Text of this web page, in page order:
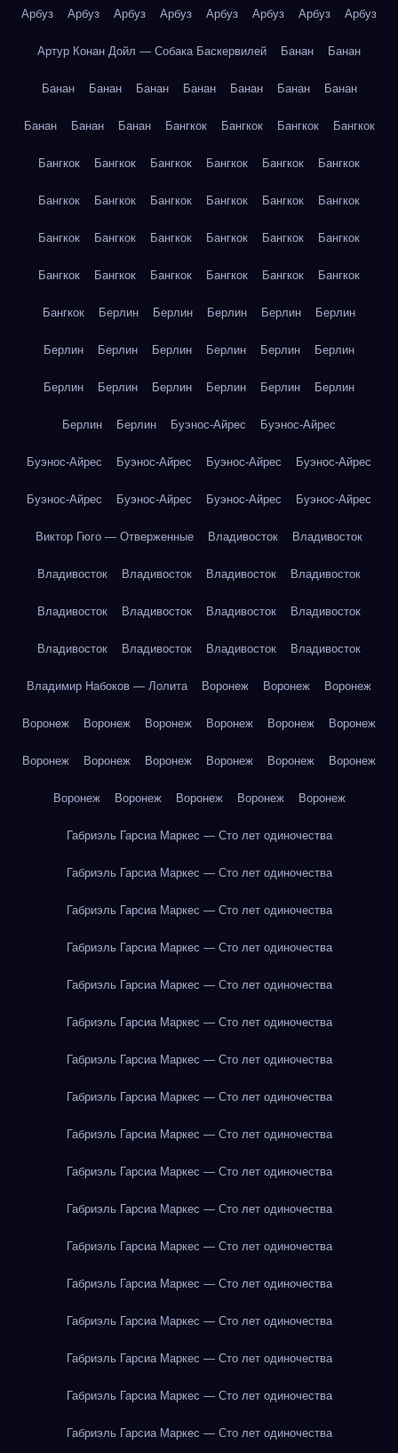
Арбуз Арбуз Арбуз Арбуз Арбуз Арбуз Арбуз Арбуз
Артур Конан Дойл — Собака Баскервилей Банан Банан
Банан Банан Банан Банан Банан Банан Банан
Банан Банан Банан Бангкок Бангкок Бангкок Бангкок
Бангкок Бангкок Бангкок Бангкок Бангкок Бангкок
Бангкок Бангкок Бангкок Бангкок Бангкок Бангкок
Бангкок Бангкок Бангкок Бангкок Бангкок Бангкок
Бангкок Бангкок Бангкок Бангкок Бангкок Бангкок
Бангкок Берлин Берлин Берлин Берлин Берлин
Берлин Берлин Берлин Берлин Берлин Берлин
Берлин Берлин Берлин Берлин Берлин Берлин
Берлин Берлин Буэнос-Айрес Буэнос-Айрес
Буэнос-Айрес Буэнос-Айрес Буэнос-Айрес Буэнос-Айрес
Буэнос-Айрес Буэнос-Айрес Буэнос-Айрес Буэнос-Айрес
Виктор Гюго — Отверженные Владивосток Владивосток
Владивосток Владивосток Владивосток Владивосток
Владивосток Владивосток Владивосток Владивосток
Владивосток Владивосток Владивосток Владивосток
Владимир Набоков — Лолита Воронеж Воронеж Воронеж
Воронеж Воронеж Воронеж Воронеж Воронеж Воронеж
Воронеж Воронеж Воронеж Воронеж Воронеж Воронеж
Воронеж Воронеж Воронеж Воронеж Воронеж
Габриэль Гарсиа Маркес — Сто лет одиночества
Габриэль Гарсиа Маркес — Сто лет одиночества
Габриэль Гарсиа Маркес — Сто лет одиночества
Габриэль Гарсиа Маркес — Сто лет одиночества
Габриэль Гарсиа Маркес — Сто лет одиночества
Габриэль Гарсиа Маркес — Сто лет одиночества
Габриэль Гарсиа Маркес — Сто лет одиночества
Габриэль Гарсиа Маркес — Сто лет одиночества
Габриэль Гарсиа Маркес — Сто лет одиночества
Габриэль Гарсиа Маркес — Сто лет одиночества
Габриэль Гарсиа Маркес — Сто лет одиночества
Габриэль Гарсиа Маркес — Сто лет одиночества
Габриэль Гарсиа Маркес — Сто лет одиночества
Габриэль Гарсиа Маркес — Сто лет одиночества
Габриэль Гарсиа Маркес — Сто лет одиночества
Габриэль Гарсиа Маркес — Сто лет одиночества
Габриэль Гарсиа Маркес — Сто лет одиночества